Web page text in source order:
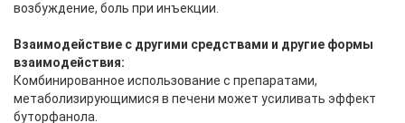
возбуждение, боль при инъекции.
Взаимодействие с другими средствами и другие формы
взаимодействия:
Комбинированное использование с препаратами,
метаболизирующимися в печени может усиливать эффект
буторфанола.